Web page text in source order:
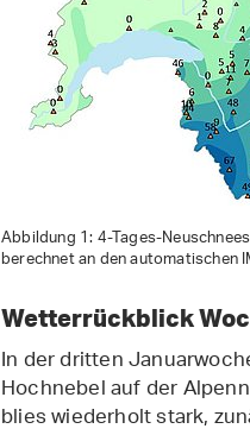
Abbildung 1: 4-Tages-
berechnet an den automatischen
Wetterrückblick
In der dritten
Hochnebel auf der
blies wiederholt stark,